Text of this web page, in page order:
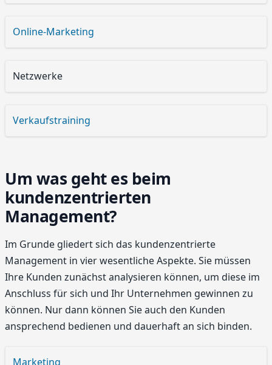
Online-Marketing
Netzwerke
Verkaufstraining
Um was geht es beim
kundenzentrierten
Management?
Im Grunde gliedert sich das kundenzentrierte
Management in vier wesentliche Aspekte. Sie müssen
Ihre Kunden zunächst analysieren können, um diese im
Anschluss für sich und Ihr Unternehmen gewinnen zu
können. Nur dann können Sie auch den Kunden
ansprechend bedienen und dauerhaft an sich binden.
Marketing